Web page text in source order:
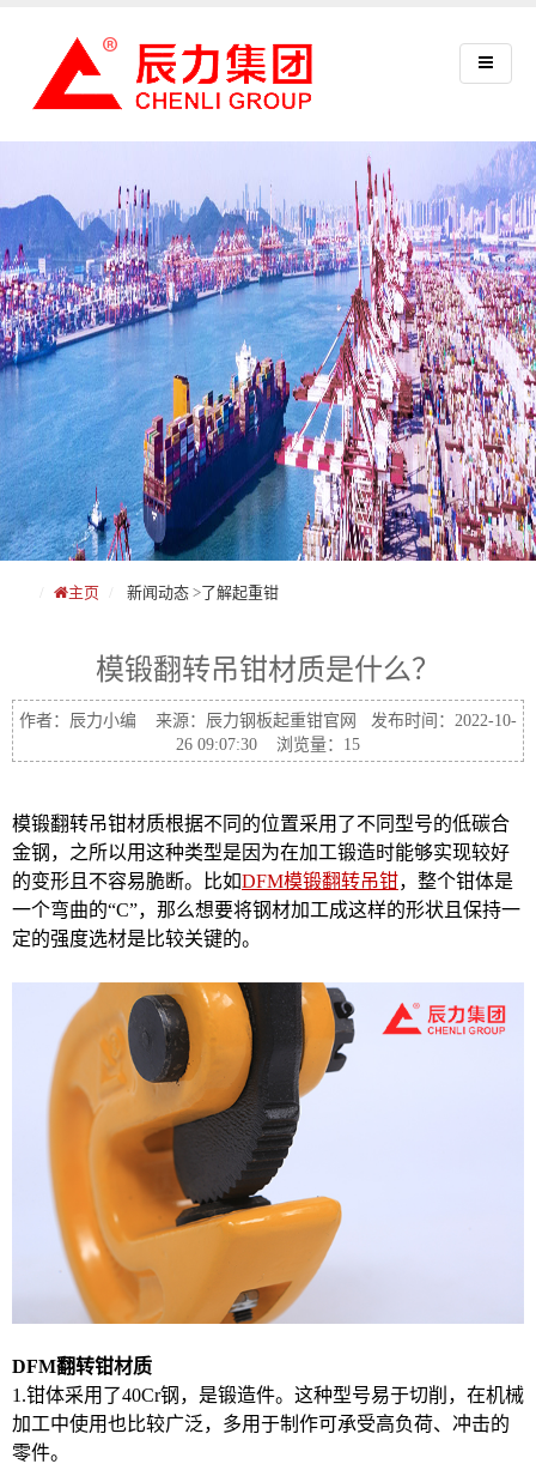
主页 新闻动态 >了解起重钳
模锻翻转吊钳材质是什么？
作者：辰力小编 来源：辰力钢板起重钳官网 发布时间：2022-10-
26 09:07:30 浏览量：15
模锻翻转吊钳材质根据不同的位置采用了不同型号的低碳合
金钢，之所以用这种类型是因为在加工锻造时能够实现较好
的变形且不容易脆断。比如DFM模锻翻转吊钳，整个钳体是
一个弯曲的“C”，那么想要将钢材加工成这样的形状且保持一
定的强度选材是比较关键的。
DFM翻转钳材质
1.钳体采用了40Cr钢，是锻造件。这种型号易于切削，在机械
加工中使用也比较广泛，多用于制作可承受高负荷、冲击的
零件。